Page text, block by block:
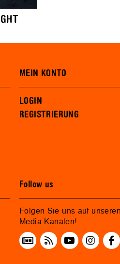
MEIN KONTO
LOGIN
REGISTRIERUNG
Follow us
Folgen Sie uns auf
Media-Kanälen!